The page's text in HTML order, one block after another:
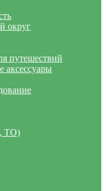
округ
путешествий
аксессуары
ТО)